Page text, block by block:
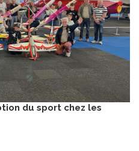
du sport chez les